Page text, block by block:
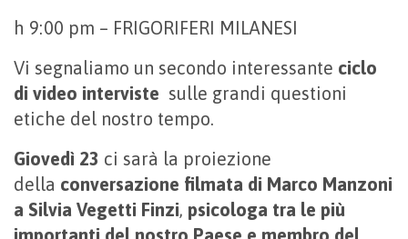
h 9:00 pm – FRIGORIFERI MILANESI
Vi segnaliamo un secondo interessante ciclo
di video interviste sulle grandi questioni
etiche del nostro tempo.
Giovedì 23 ci sarà la proiezione
della conversazione filmata di Marco Manzoni
a Silvia Vegetti Finzi, psicologa tra le più